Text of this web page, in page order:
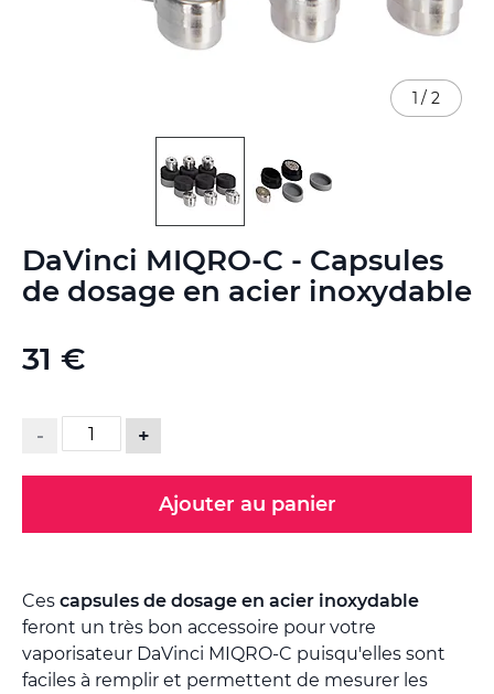
DaVinci MIQRO-C - Capsules
de dosage en acier inoxydable
31 €
- +
Ajouter au panier
Ces capsules de dosage en acier inoxydable
feront un très bon accessoire pour votre
vaporisateur DaVinci MIQRO-C puisqu'elles sont
faciles à remplir et permettent de mesurer les
1 / 2
to
the
beginning
the
images